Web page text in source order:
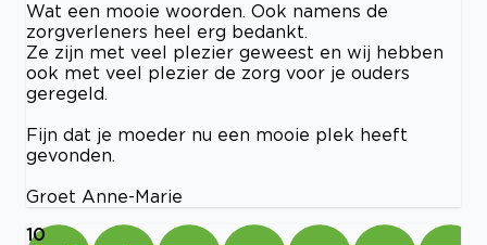
Wat een mooie woorden. Ook namens de
zorgverleners heel erg bedankt.
Ze zijn met veel plezier geweest en wij hebben
ook met veel plezier de zorg voor je ouders
geregeld.
Fijn dat je moeder nu een mooie plek heeft
gevonden.
Groet Anne-Marie
10